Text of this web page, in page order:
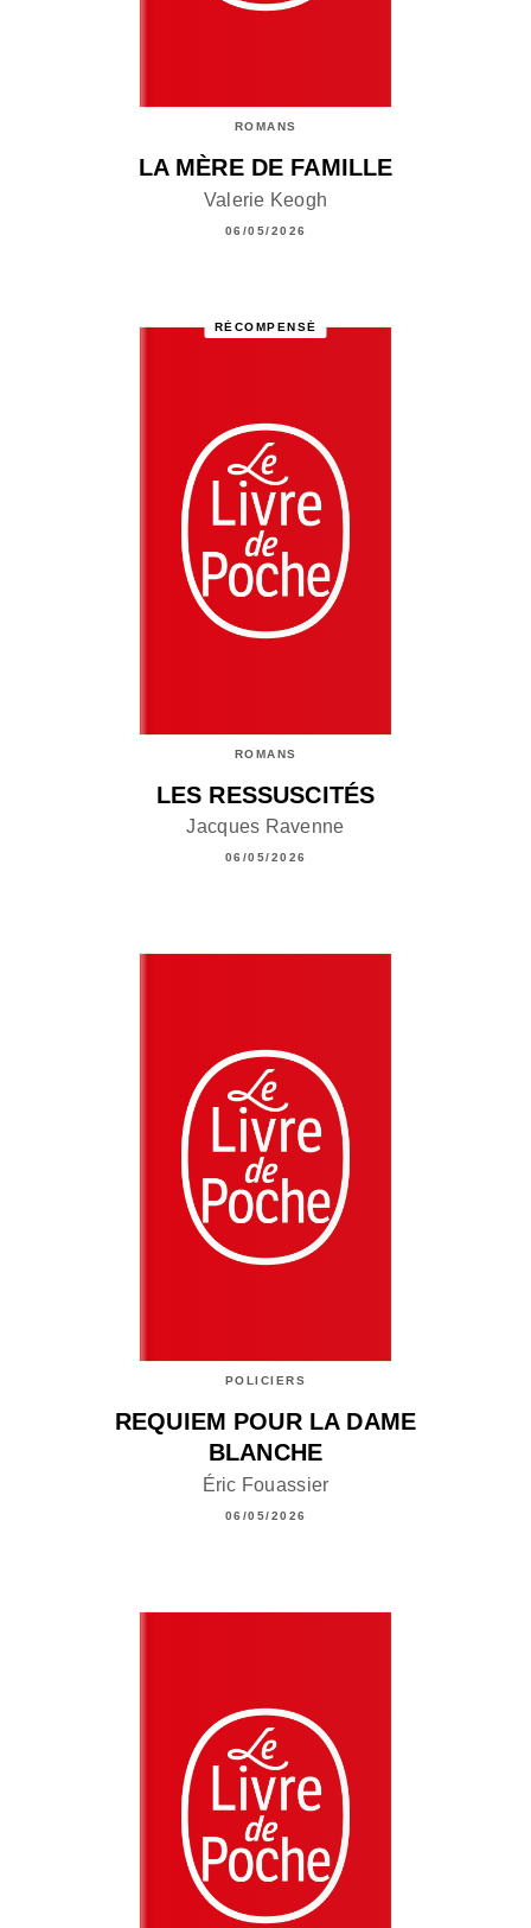
ROMANS
LA MÈRE DE FAMILLE
Valerie Keogh
06/05/2026
RÉCOMPENSÉ
ROMANS
LES RESSUSCITÉS
Jacques Ravenne
06/05/2026
POLICIERS
REQUIEM POUR LA DAME
BLANCHE
Éric Fouassier
06/05/2026